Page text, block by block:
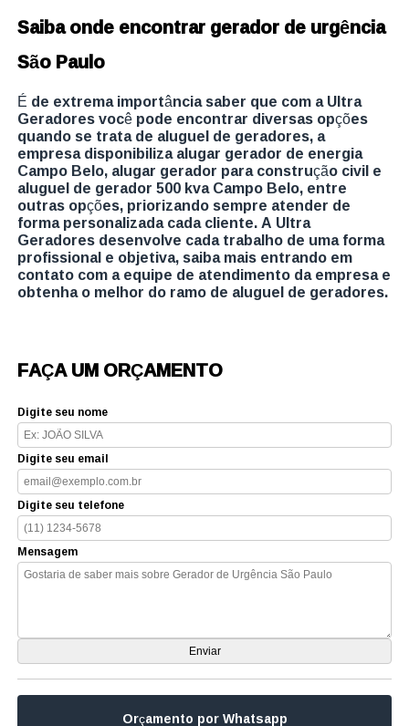
Saiba onde encontrar gerador de urgência
São Paulo
É de extrema importância saber que com a Ultra
Geradores você pode encontrar diversas opções
quando se trata de aluguel de geradores, a
empresa disponibiliza alugar gerador de energia
Campo Belo, alugar gerador para construção civil e
aluguel de gerador 500 kva Campo Belo, entre
outras opções, priorizando sempre atender de
forma personalizada cada cliente. A Ultra
Geradores desenvolve cada trabalho de uma forma
profissional e objetiva, saiba mais entrando em
contato com a equipe de atendimento da empresa e
obtenha o melhor do ramo de aluguel de geradores.
FAÇA UM ORÇAMENTO
Digite seu nome
Digite seu email
Digite seu telefone
Mensagem
Orçamento por Whatsapp